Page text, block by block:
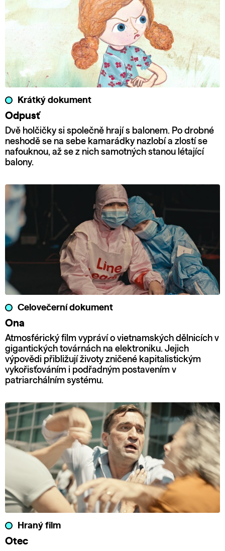
Krátký dokument
Odpusť
Dvě holčičky si společně hrají s balonem. Po drobné
neshodě se na sebe kamarádky nazlobí a zlostí se
nafouknou, až se z nich samotných stanou létající
balony.
Celovečerní dokument
Ona
Atmosférický film vypráví o vietnamských dělnicích v
gigantických továrnách na elektroniku. Jejich
výpovědi přibližují životy zničené kapitalistickým
vykořisťováním i podřadným postavením v
patriarchálním systému.
Hraný film
Otec